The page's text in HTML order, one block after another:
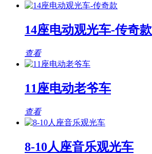
14座电动观光车-传奇款
查看
11座电动老爷车
查看
8-10人座音乐观光车